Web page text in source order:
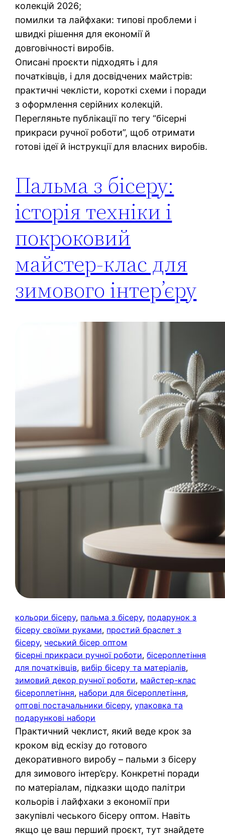
колекцій 2026;
помилки та лайфхаки: типові проблеми і
швидкі рішення для економії й
довговічності виробів.
Описані проєкти підходять і для
початківців, і для досвідчених майстрів:
практичні чеклісти, короткі схеми і поради
з оформлення серійних колекцій.
Перегляньте публікації по тегу “бісерні
прикраси ручної роботи”, щоб отримати
готові ідеї й інструкції для власних виробів.
Пальма з бісеру:
історія техніки і
покроковий
майстер-клас для
зимового інтер’єру
кольори бісеру, пальма з бісеру, подарунок з
бісеру своїми руками, простий браслет з
бісеру, чеський бісер оптом
бісерні прикраси ручної роботи, бісероплетіння
для початківців, вибір бісеру та матеріалів
зимовий декор ручної роботи, майстер-клас
бісероплетіння, набори для бісероплетіння
оптові постачальники бісеру, упаковка та
подарункові набори
Практичний чеклист, який веде крок за
кроком від ескізу до готового
декоративного виробу – пальми з бісеру
для зимового інтер’єру. Конкретні поради
по матеріалам, підказки щодо палітри
кольорів і лайфхаки з економії при
закупівлі чеського бісеру оптом. Навіть
якщо це ваш перший проєкт, тут знайдете